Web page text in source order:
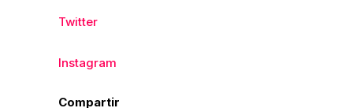
Twitter
Instagram
Compartir